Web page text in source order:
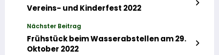
Vereins- und Kinderfest 2022
Nächster Beitrag
Frühstück beim Wasserabstellen am 29.
Oktober 2022